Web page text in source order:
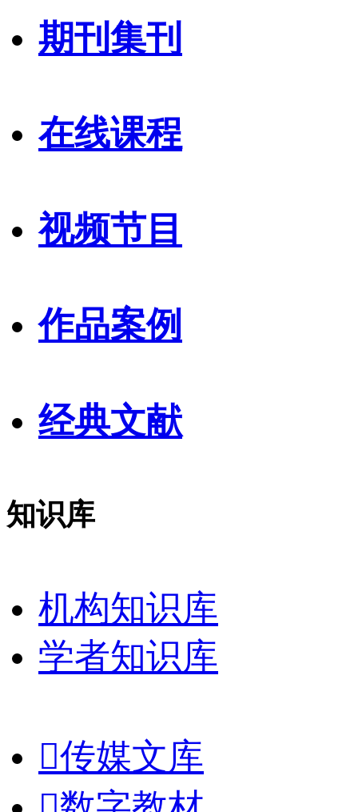
期刊集刊
在线课程
视频节目
作品案例
经典文献
知识库
机构知识库
学者知识库
传媒文库